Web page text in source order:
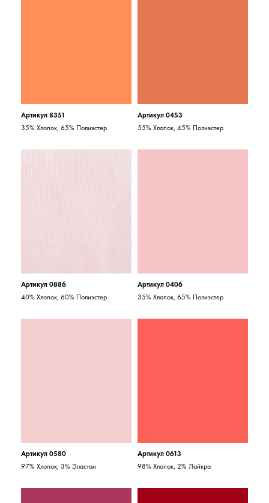
Артикул 8351
35% Хлопок, 65% Полиэстер
Артикул 0453
55% Хлопок, 45% Полиэстер
Артикул 0886
40% Хлопок, 60% Полиэстер
Артикул 0406
35% Хлопок, 65% Полиэстер
Артикул 0580
97% Хлопок, 3% Эластан
Артикул 0613
98% Хлопок, 2% Лайкра